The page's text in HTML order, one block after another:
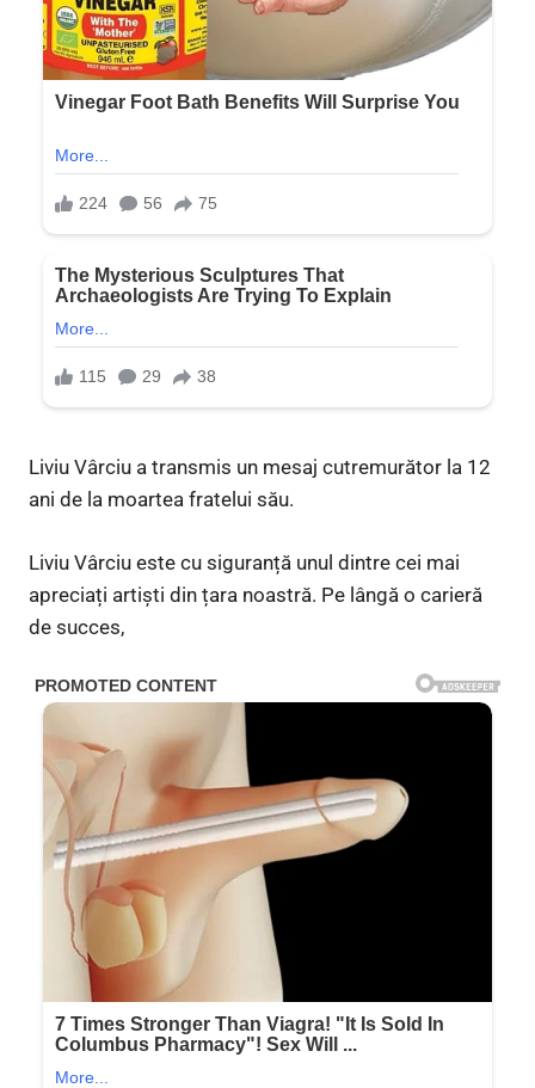
Liviu Vârciu a transmis un mesaj cutremurător la 12
ani de la moartea fratelui său.
Liviu Vârciu este cu siguranță unul dintre cei mai
apreciați artiști din țara noastră. Pe lângă o carieră
de succes,